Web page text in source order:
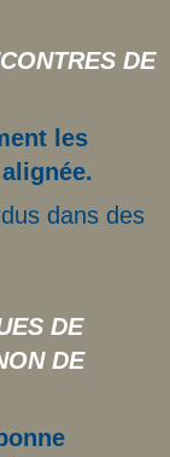
DE
les
dans des
DE
DE